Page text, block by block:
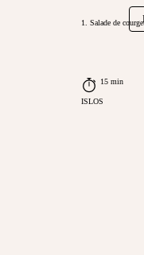
1. Salade de
15 min
ISLOS